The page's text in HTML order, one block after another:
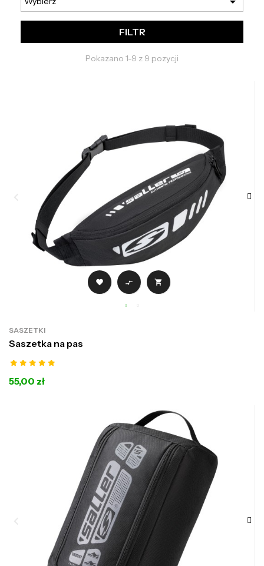
FILTR
Pokazano 1-9 z 9 pozycji
  
SASZETKI
Saszetka na pas
55,00 zł